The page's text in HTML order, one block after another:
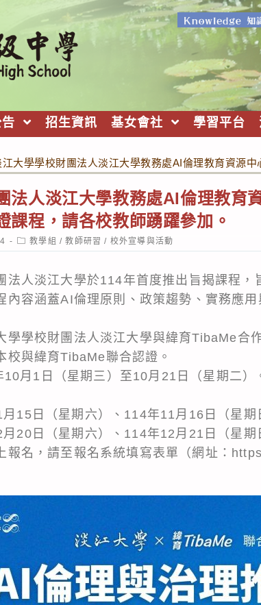
招生資訊 基女會社 學習平台
江大學學校財團法人淡江大學教務處AI倫理教育資源
法人淡江大學教務處AI倫理教育
課程，請各校教師踴躍參加。
Post
category:
教學組 / 教師研習 / 校外宣導與活動
法人淡江大學於114年首度推出旨揭課程
內容涵蓋AI倫理原則、政策趨勢、實務應
學學校財團法人淡江大學與緯育TibaMe合
校與緯育TibaMe聯合認證。
月1日（星期三）至10月21日（星期二）
15日（星期六）、114年11月16日（星期
20日（星期六）、114年12月21日（星期
報名，請至報名系統填寫表單（網址：